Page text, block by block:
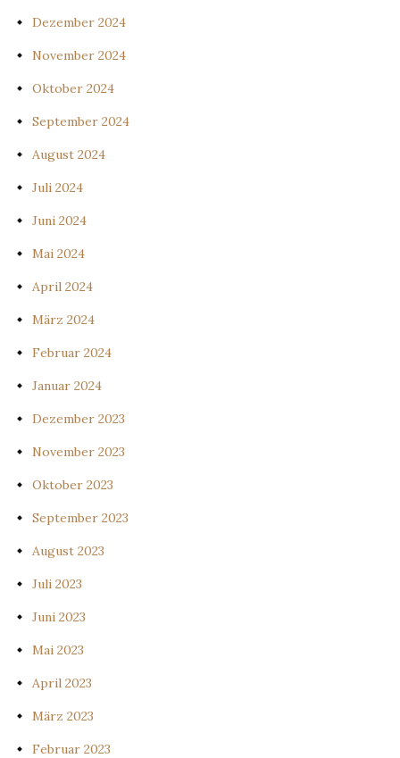
Dezember 2024
November 2024
Oktober 2024
September 2024
August 2024
Juli 2024
Juni 2024
Mai 2024
April 2024
März 2024
Februar 2024
Januar 2024
Dezember 2023
November 2023
Oktober 2023
September 2023
August 2023
Juli 2023
Juni 2023
Mai 2023
April 2023
März 2023
Februar 2023